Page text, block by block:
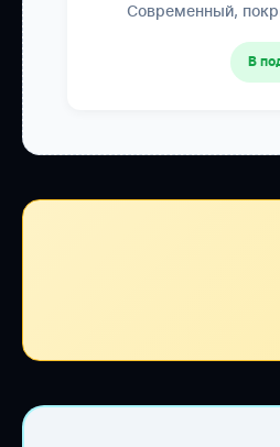
Современный,
В